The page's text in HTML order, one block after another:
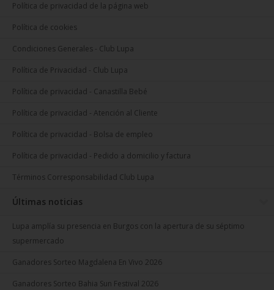
Política de privacidad de la página web
Política de cookies
Condiciones Generales - Club Lupa
Política de Privacidad - Club Lupa
Política de privacidad - Canastilla Bebé
Política de privacidad - Atención al Cliente
Política de privacidad - Bolsa de empleo
Política de privacidad - Pedido a domicilio y factura
Términos Corresponsabilidad Club Lupa
Últimas noticias
Lupa amplía su presencia en Burgos con la apertura de su séptimo
supermercado
Ganadores Sorteo Magdalena En Vivo 2026
Ganadores Sorteo Bahia Sun Festival 2026